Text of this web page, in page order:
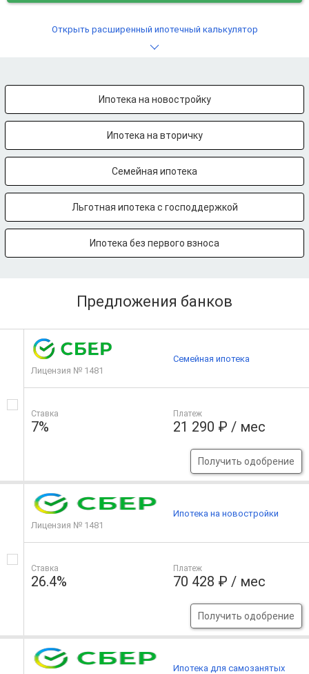
Открыть расширенный ипотечный калькулятор
Ипотека на новостройку
Ипотека на вторичку
Семейная ипотека
Льготная ипотека с господдержкой
Ипотека без первого взноса
Предложения банков
Лицензия № 1481
Ставка
7%
Платеж
21 290 ₽ / мес
Получить одобрение
Семейная ипотека
Лицензия № 1481
Ставка
26.4%
Платеж
70 428 ₽ / мес
Получить одобрение
Ипотека на новостройки
Ипотека для самозанятых